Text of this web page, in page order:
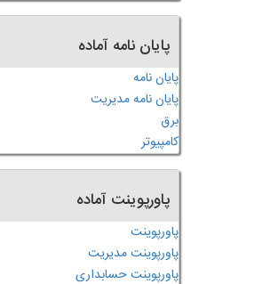
پایان نامه آماده
پایان نامه
پایان نامه مدیریت
برق
کامپیوتر
پاورپوینت آماده
پاورپوینت
پاورپوینت مدیریت
پاورپوینت حسابداری